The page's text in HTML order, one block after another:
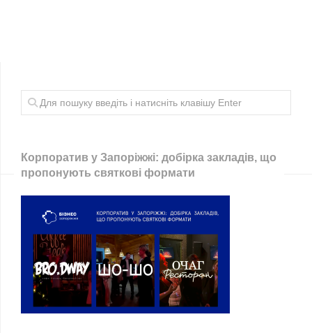
Корпоратив у Запоріжжі: добірка закладів, що
пропонують святкові формати